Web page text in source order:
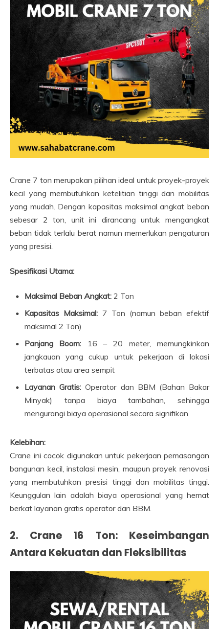
Crane 7 ton merupakan pilihan ideal untuk proyek-proyek
kecil yang membutuhkan ketelitian tinggi dan mobilitas
yang mudah. Dengan kapasitas maksimal angkat beban
sebesar 2 ton, unit ini dirancang untuk mengangkat
beban tidak terlalu berat namun memerlukan pengaturan
yang presisi.
Spesifikasi Utama:
Maksimal Beban Angkat: 2 Ton
Kapasitas Maksimal: 7 Ton (namun beban efektif
maksimal 2 Ton)
Panjang Boom: 16 – 20 meter, memungkinkan
jangkauan yang cukup untuk pekerjaan di lokasi
terbatas atau area sempit
Layanan Gratis: Operator dan BBM (Bahan Bakar
Minyak) tanpa biaya tambahan, sehingga
mengurangi biaya operasional secara signifikan
Kelebihan:
Crane ini cocok digunakan untuk pekerjaan pemasangan
bangunan kecil, instalasi mesin, maupun proyek renovasi
yang membutuhkan presisi tinggi dan mobilitas tinggi.
Keunggulan lain adalah biaya operasional yang hemat
berkat layanan gratis operator dan BBM.
2. Crane 16 Ton: Keseimbangan
Antara Kekuatan dan Fleksibilitas